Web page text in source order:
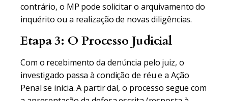
contrário, o MP pode solicitar o arquivamento do
inquérito ou a realização de novas diligências.
Etapa 3: O Processo Judicial
Com o recebimento da denúncia pelo juiz, o
investigado passa à condição de réu e a Ação
Penal se inicia. A partir daí, o processo segue com